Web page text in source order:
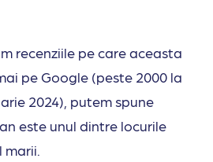
recenziile pe care aceasta
pe Google (peste 2000 la
2024), putem spune
este unul dintre locurile